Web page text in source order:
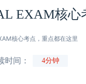
EXAM核心
核心考点，重点都在这里
时间： 4分钟